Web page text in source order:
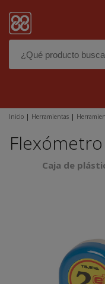
Inicio | Herramientas |
Flexómetro
Caja de